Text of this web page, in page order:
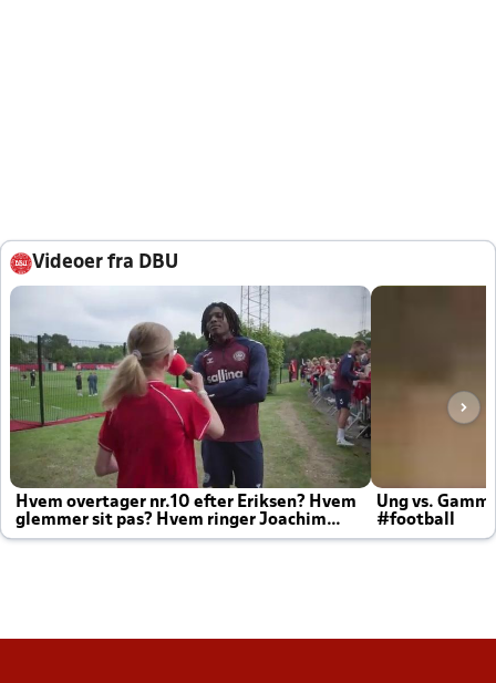
Videoer fra DBU
Hvem overtager nr.10 efter Eriksen? Hvem
glemmer sit pas? Hvem ringer Joachim
altid til efter kampe?
Ung vs.
#football